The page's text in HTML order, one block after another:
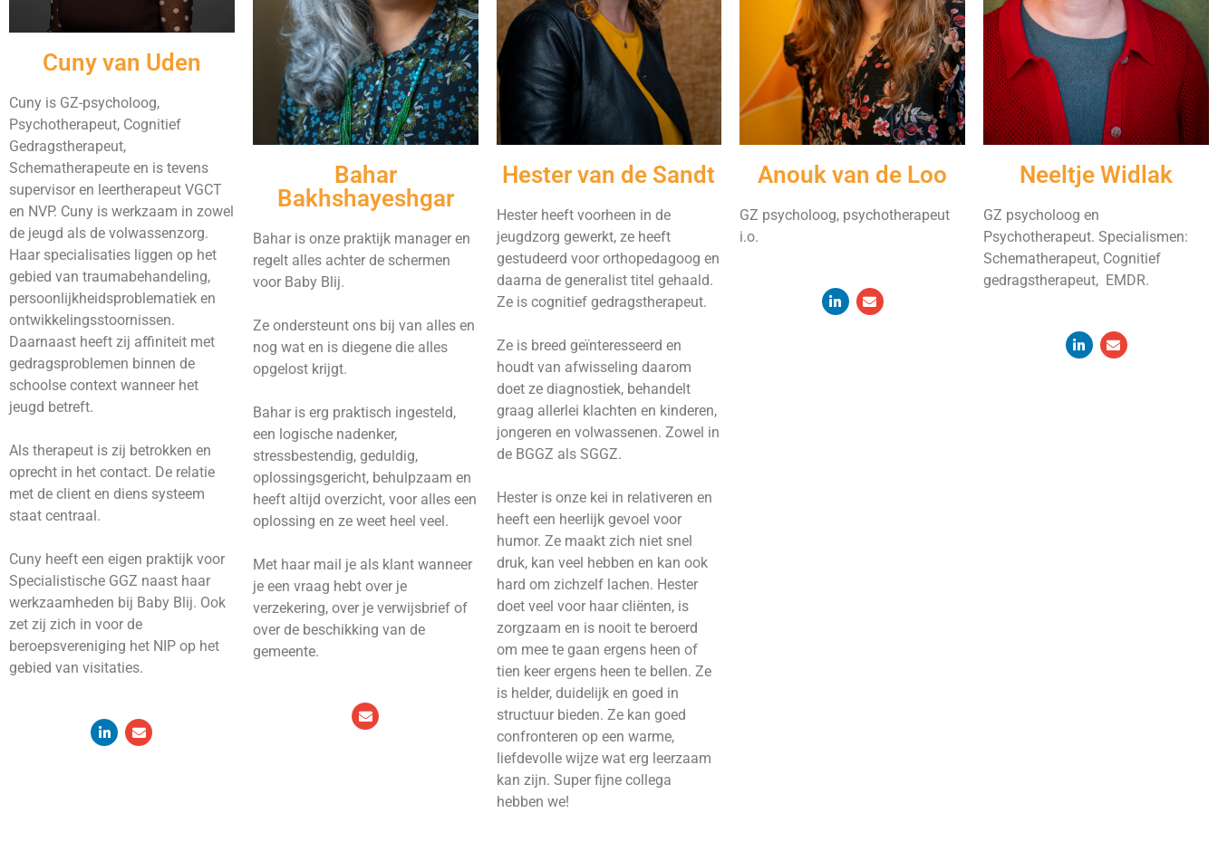
Cuny van Uden
Cuny is GZ-psycholoog,
Psychotherapeut, Cognitief
Gedragstherapeut,
Schematherapeute en is tevens
supervisor en leertherapeut VGCT
en NVP. Cuny is werkzaam in zowel
de jeugd als de volwassenzorg.
Haar specialisaties liggen op het
gebied van traumabehandeling,
persoonlijkheidsproblematiek en
ontwikkelingsstoornissen.
Daarnaast heeft zij affiniteit met
gedragsproblemen binnen de
schoolse context wanneer het
jeugd betreft.
Als therapeut is zij betrokken en
oprecht in het contact. De relatie
met de client en diens systeem
staat centraal.
Cuny heeft een eigen praktijk voor
Specialistische GGZ naast haar
werkzaamheden bij Baby Blij. Ook
zet zij zich in voor de
beroepsvereniging het NIP op het
gebied van visitaties.
Bahar
Bakhshayeshgar
Bahar is onze praktijk manager en
regelt alles achter de schermen
voor Baby Blij.
Ze ondersteunt ons bij van alles en
nog wat en is diegene die alles
opgelost krijgt.
Bahar is erg praktisch ingesteld,
een logische nadenker,
stressbestendig, geduldig,
oplossingsgericht, behulpzaam en
heeft altijd overzicht, voor alles een
oplossing en ze weet heel veel.
Met haar mail je als klant wanneer
je een vraag hebt over je
verzekering, over je verwijsbrief of
over de beschikking van de
gemeente.
Hester van de Sandt
Hester heeft voorheen in de
jeugdzorg gewerkt, ze heeft
gestudeerd voor orthopedagoog en
daarna de generalist titel gehaald.
Ze is cognitief gedragstherapeut.
Ze is breed geïnteresseerd en
houdt van afwisseling daarom
doet ze diagnostiek, behandelt
graag allerlei klachten en kinderen,
jongeren en volwassenen. Zowel in
de BGGZ als SGGZ.
Hester is onze kei in relativeren en
heeft een heerlijk gevoel voor
humor. Ze maakt zich niet snel
druk, kan veel hebben en kan ook
hard om zichzelf lachen. Hester
doet veel voor haar cliënten, is
zorgzaam en is nooit te beroerd
om mee te gaan ergens heen of
tien keer ergens heen te bellen. Ze
is helder, duidelijk en goed in
structuur bieden. Ze kan goed
confronteren op een warme,
liefdevolle wijze wat erg leerzaam
kan zijn. Super fijne collega
hebben we!
Anouk van de Loo
GZ psycholoog, psychotherapeut
i.o.
Neeltje Widlak
GZ psycholoog en
Psychotherapeut. Specialismen:
Schematherapeut, Cognitief
gedragstherapeut, EMDR.